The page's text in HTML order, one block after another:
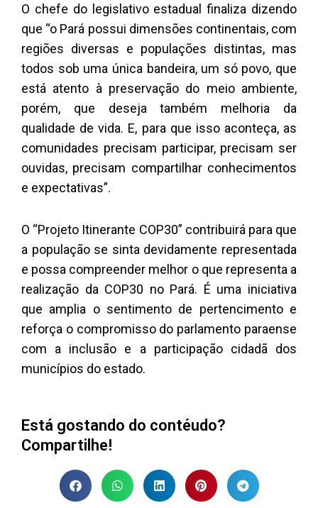
O chefe do legislativo estadual finaliza dizendo
que “o Pará possui dimensões continentais, com
regiões diversas e populações distintas, mas
todos sob uma única bandeira, um só povo, que
está atento à preservação do meio ambiente,
porém, que deseja também melhoria da
qualidade de vida. E, para que isso aconteça, as
comunidades precisam participar, precisam ser
ouvidas, precisam compartilhar conhecimentos
e expectativas”.
O “Projeto Itinerante COP30” contribuirá para que
a população se sinta devidamente representada
e possa compreender melhor o que representa a
realização da COP30 no Pará. É uma iniciativa
que amplia o sentimento de pertencimento e
reforça o compromisso do parlamento paraense
com a inclusão e a participação cidadã dos
municípios do estado.
Está gostando do contéudo?
Compartilhe!